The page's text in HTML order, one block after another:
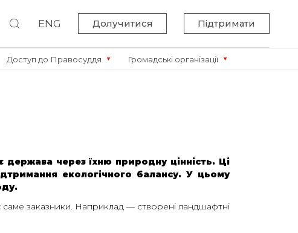
ENG Долучитися Підтримати
Доступ до Правосуддя Громадські організації
через їхню природну цінність. Ці
екологічного балансу. У цьому
заказники. Наприклад — створені ландшафтні